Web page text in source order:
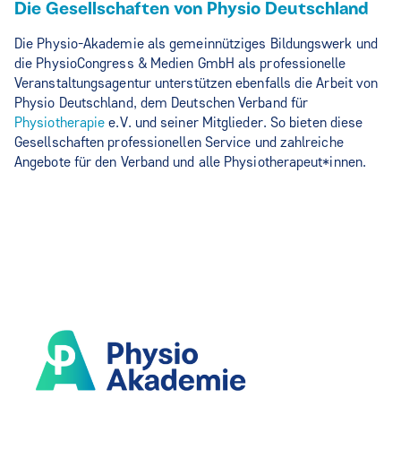
Die Gesellschaften von Physio Deutschland
Die Physio-Akademie als gemeinnütziges Bildungswerk und
die PhysioCongress & Medien GmbH als professionelle
Veranstaltungsagentur unterstützen ebenfalls die Arbeit von
Physio Deutschland, dem Deutschen Verband für
Physiotherapie e.V. und seiner Mitglieder. So bieten diese
Gesellschaften professionellen Service und zahlreiche
Angebote für den Verband und alle Physiotherapeut*innen.